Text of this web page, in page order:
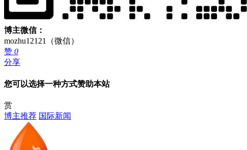
博主微信：
mozhu12121（微信）
赞 0
分享
您可以选择一种方式赞助本站
赏
博主推荐 国际新闻